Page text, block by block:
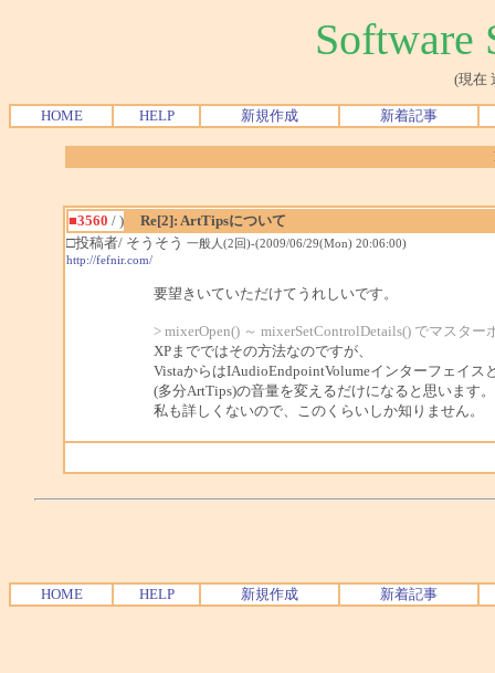
Software
(現在
HOME HELP 新規作成 新着記事
■3560 / )
Re[2]: ArtTipsについて
□投稿者/ そうそう 一般人(2回)-(2009/06/29(Mon) 20:06:00)
http://fefnir.com/
要望きいていただけてうれしいです。
> mixerOpen() ～ mixerSetControlDetails() でマスタ
XPまでではその方法なのですが、
VistaからはIAudioEndpointVolumeインターフェイ
(多分ArtTips)の音量を変えるだけになると思います。
私も詳しくないので、このくらいしか知りません。
HOME HELP 新規作成 新着記事